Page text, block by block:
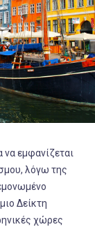
να εμφανίζεται
λόγω της
Δείκτη
χώρες